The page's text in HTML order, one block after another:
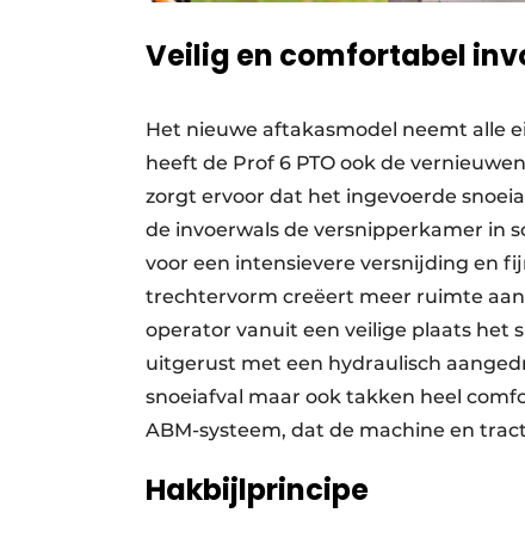
Veilig en comfortabel
Het nieuwe aftakasmodel neemt alle
heeft de Prof 6 PTO ook de
zorgt ervoor dat het ingevoerde
de invoerwals de versnipperkamer in
voor een intensievere versnijding en
trechtervorm creëert meer ruimte
operator vanuit een veilige plaats het
uitgerust met een hydraulisch
snoeiafval maar ook takken heel
ABM-systeem, dat de machine en
Hakbijlprincipe